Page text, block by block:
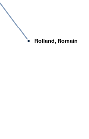
Rolland, Romain